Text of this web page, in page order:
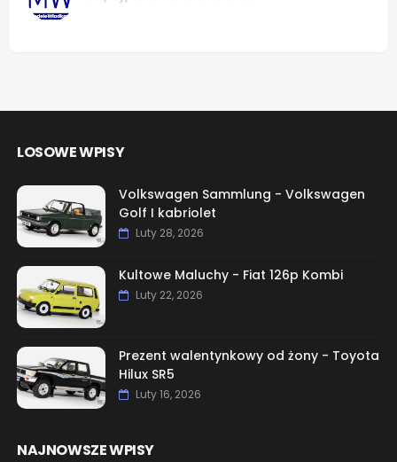
LOSOWE WPISY
Volkswagen Sammlung - Volkswagen
Golf I kabriolet
Luty 28, 2026
Kultowe Maluchy - Fiat 126p Kombi
Luty 22, 2026
Prezent walentynkowy od żony - Toyota
Hilux SR5
Luty 16, 2026
NAJNOWSZE WPISY